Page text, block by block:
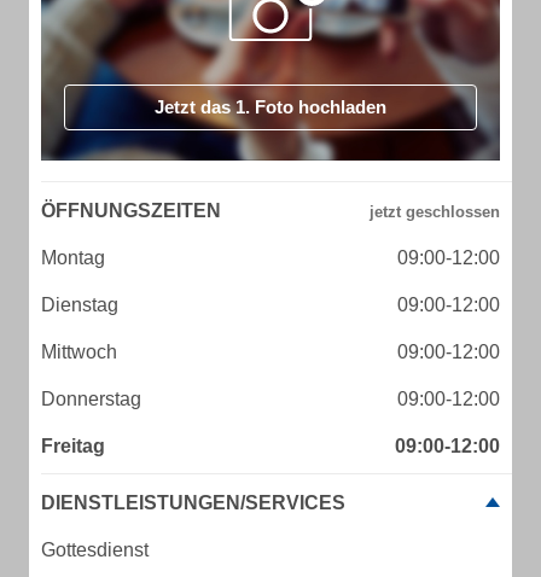
Jetzt das 1. Foto hochladen
ÖFFNUNGSZEITEN
Montag 09:00-12:00
Dienstag 09:00-12:00
Mittwoch 09:00-12:00
Donnerstag 09:00-12:00
Freitag 09:00-12:00
DIENSTLEISTUNGEN/SERVICES
Gottesdienst